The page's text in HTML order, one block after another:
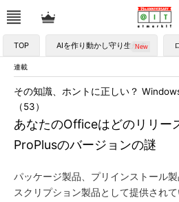
TOP AIを作り動かし守り生かす
連載
あなたのOfficeはどのリリー
ProPlusのバージョンの謎
その知識、ホントに正しい？
（53）
パッケージ製品、プリインストール
スクリプション製品として提供され